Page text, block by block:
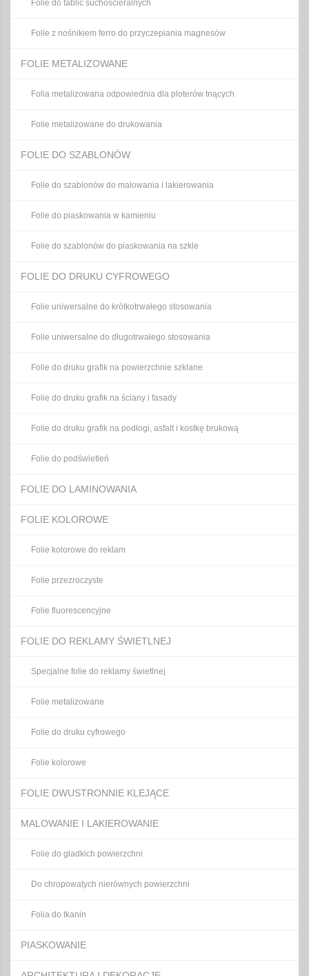
Folie do tablic suchościeralnych
Folie z nośnikiem ferro do przyczepiania magnesów
FOLIE METALIZOWANE
Folia metalizowana odpowiednia dla ploterów tnących
Folie metalizowane do drukowania
FOLIE DO SZABLONÓW
Folie do szablonów do malowania i lakierowania
Folie do piaskowania w kamieniu
Folie do szablonów do piaskowania na szkle
FOLIE DO DRUKU CYFROWEGO
Folie uniwersalne do krótkotrwałego stosowania
Folie uniwersalne do długotrwałego stosowania
Folie do druku grafik na powierzchnie szklane
Folie do druku grafik na ściany i fasady
Folie do druku grafik na podłogi, asfalt i kostkę brukową
Folie do podświetleń
FOLIE DO LAMINOWANIA
FOLIE KOLOROWE
Folie kolorowe do reklam
Folie przezroczyste
Folie fluorescencyjne
FOLIE DO REKLAMY ŚWIETLNEJ
Specjalne folie do reklamy świetlnej
Folie metalizowane
Folie do druku cyfrowego
Folie kolorowe
FOLIE DWUSTRONNIE KLEJĄCE
MALOWANIE I LAKIEROWANIE
Folie do gładkich powierzchni
Do chropowatych nierównych powierzchni
Folia do tkanin
PIASKOWANIE